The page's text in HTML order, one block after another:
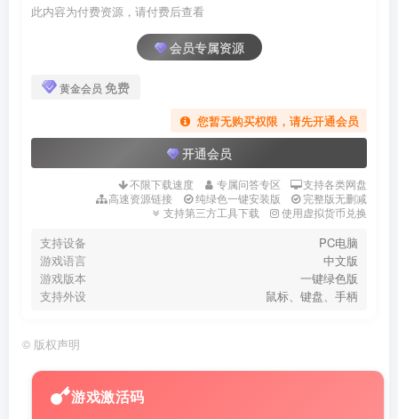
此内容为付费资源，请付费后查看
会员专属资源
黄金会员 免费
您暂无购买权限，请先开通会员
开通会员
不限下载速度 专属问答专区
支持各类网盘
高速资源链接
纯绿色一键安装版
完整版无删减
支持第三方工具下载
使用虚拟货币兑换
支持设备
PC电脑
游戏语言
中文版
游戏版本
一键绿色版
支持外设
鼠标、键盘、手柄
© 版权声明
游戏激活码